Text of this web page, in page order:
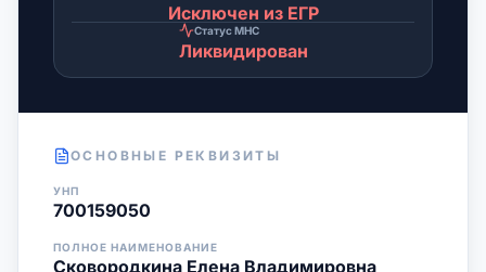
Исключен из ЕГР
Статус МНС
Ликвидирован
ОСНОВНЫЕ РЕКВИЗИТЫ
УНП
700159050
ПОЛНОЕ НАИМЕНОВАНИЕ
Сковородкина Елена Владимировна